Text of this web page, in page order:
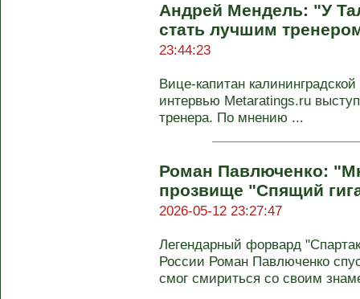
Андрей Мендель: "У
стать лучшим
23:44:23
Вице-капитан
интервью Metaratings.ru
тренера. По мнению ...
Роман Павлюченко:
прозвище "Спящий
2026-05-12 23:27:47
Легендарный форвард
России Роман Павлюченко
смог смириться со своим